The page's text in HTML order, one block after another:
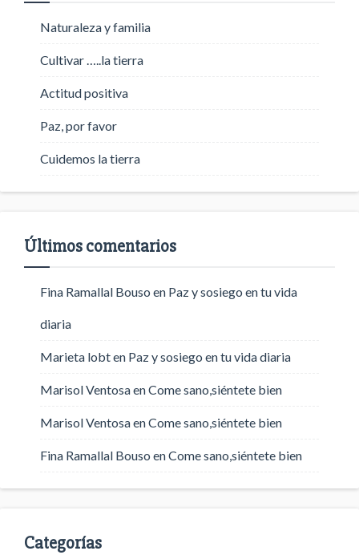
Naturaleza y familia
Cultivar …..la tierra
Actitud positiva
Paz, por favor
Cuidemos la tierra
Últimos comentarios
Fina Ramallal Bouso en Paz y sosiego en tu vida
diaria
Marieta lobten Paz y sosiego en tu vida diaria
Marisol VentosaenCome sano,siéntete bien
Marisol VentosaenCome sano,siéntete bien
Fina Ramallal Bouso enCome sano,siéntete bien
Categorías